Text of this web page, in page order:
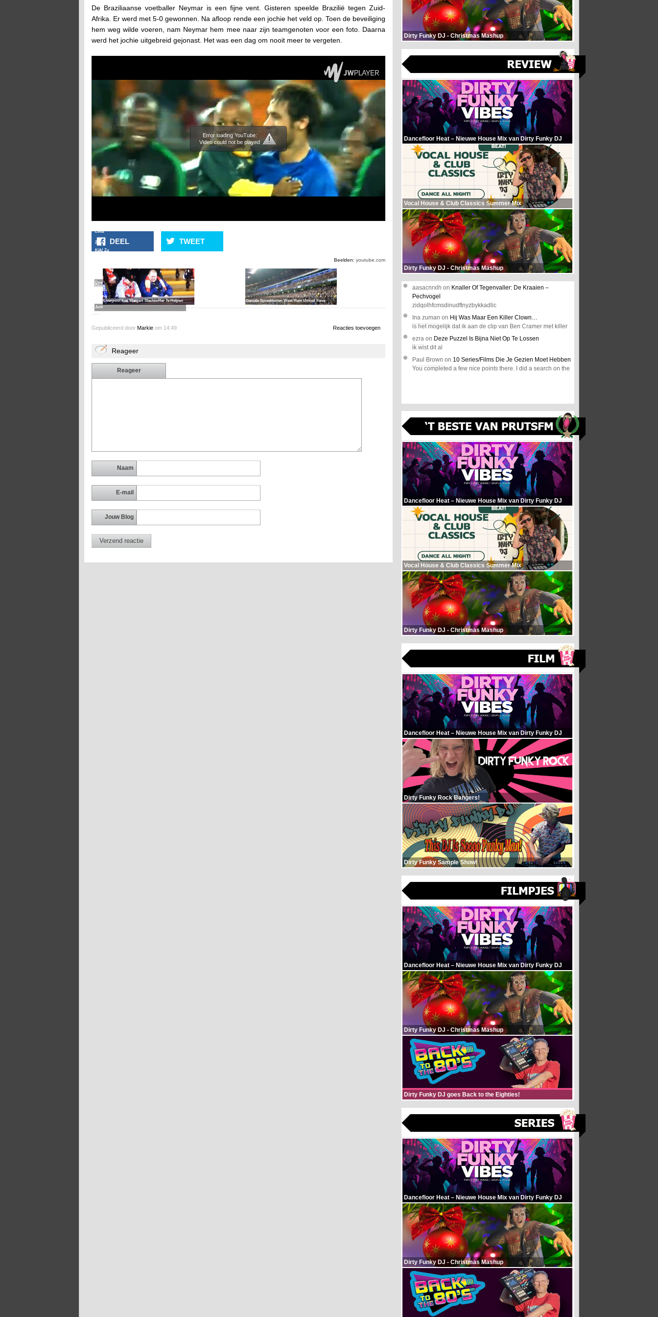
De Braziliaanse voetballer Neymar is een fijne vent. Gisteren speelde Brazilië tegen Zuid-
Afrika. Er werd met 5-0 gewonnen. Na afloop rende een jochie het veld op. Toen de beveiliging
hem weg wilde voeren, nam Neymar hem mee naar zijn teamgenoten voor een foto. Daarna
werd het jochie uitgebreid gejonast. Het was een dag om nooit meer te vergeten.
Error loading YouTube:
Video could not be played
DEEL TWEET
Beelden: youtube.com
Kijk! Zo
Doelpunt!
Liverpool Fan Weigert Slachtoffer Te Helpen Geniale Spreekkoren West Ham United Fans
Lima
Zegt
Blote
Loting
Jurk
Gepubliceerd door Markie om 14:49 Reacties toevoegen
Reageer
Reageer
Naam
E-mail
Jouw Blog
Dirty Funky DJ - Christmas Mashup
Dancefloor Heat – Nieuwe House Mix van Dirty Funky DJ
Vocal House & Club Classics Summer Mix
Dirty Funky DJ - Christmas Mashup
aasacnrxlh on Knaller Of Tegenvaller: De Kraaien –
Pechvogel
zidqolhfcmsdinudftnyzbykkadlic
Ina zuman on Hij Was Maar Een Killer Clown…
is het mogelijk dat ik aan de clip van Ben Cramer met killer
ezra on Deze Puzzel Is Bijna Niet Op Te Lossen
ik wist dit al
Paul Brown on 10 Series/Films Die Je Gezien Moet Hebben
You completed a few nice points there. I did a search on the
Dancefloor Heat – Nieuwe House Mix van Dirty Funky DJ
Vocal House & Club Classics Summer Mix
Dirty Funky DJ - Christmas Mashup
Dancefloor Heat – Nieuwe House Mix van Dirty Funky DJ
Dirty Funky Rock Bangers!
Dirty Funky Sample Show!
Dancefloor Heat – Nieuwe House Mix van Dirty Funky DJ
Dirty Funky DJ - Christmas Mashup
Dirty Funky DJ goes Back to the Eighties!
Dancefloor Heat – Nieuwe House Mix van Dirty Funky DJ
Dirty Funky DJ - Christmas Mashup